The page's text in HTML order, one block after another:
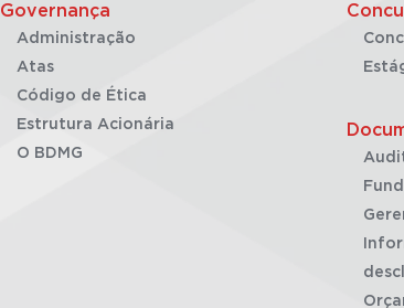
Governança
Administração
Atas
Código de Ética
Estrutura Acionária
O BDMG